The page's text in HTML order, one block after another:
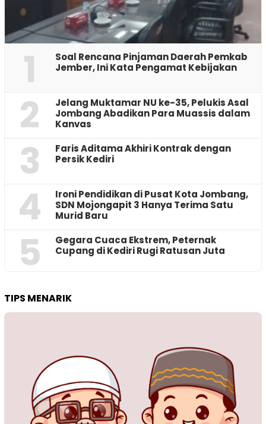
1
‎Soal Rencana Pinjaman Daerah Pemkab
Jember, Ini Kata Pengamat Kebijakan ‎
2
Jelang Muktamar NU ke-35, Pelukis Asal
Jombang Abadikan Para Muassis dalam
Kanvas
3
Faris Aditama Akhiri Kontrak dengan
Persik Kediri
4
Ironi Pendidikan di Pusat Kota Jombang,
SDN Mojongapit 3 Hanya Terima Satu
Murid Baru
5
‎Gegara Cuaca Ekstrem, Peternak
Cupang di Kediri Rugi Ratusan Juta
TIPS MENARIK